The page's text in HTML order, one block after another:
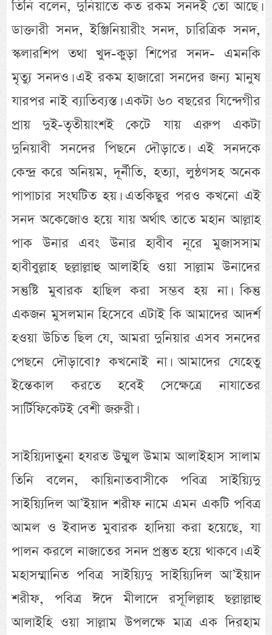
তিনি বলেন, দুনিয়াতে কত রকম সনদই তো আছে।
ডাক্তারী সনদ, ইঞ্জিনিয়ারীং সনদ, চারিত্রিক সনদ,
স্কলারশিপ তথা খুদ-কুড়া শিপের সনদ- এমনকি
মৃত্যু সনদও। এই রকম হাজারো সনদের জন্য মানুষ
যারপর নাই ব্যাতিব্যস্ত। একটা ৬০ বছরের যিন্দেগীর
প্রায় দুই-তৃতীয়াংশই কেটে যায় এরুপ একটা
দুনিয়াবী সনদের পিছনে দৌড়াতে। এই সনদকে
কেন্দ্র করে অনিয়ম, দূর্নীতি, হত্যা, লুন্ঠণসহ অনেক
পাপাচার সংঘটিত হয়। এতকিছুর পরও কখনো এই
সনদ অকেজোও হয়ে যায় অর্থাৎ তাতে মহান আল্লাহ
পাক উনার এবং উনার হাবীব নূরে মুজাসসাম
হাবীবুল্লাহ ছল্লাল্লাহু আলাইহি ওয়া সাল্লাম উনাদের
সন্তুষ্টি মুবারক হাছিল করা সম্ভব হয় না। কিন্তু
একজন মুসলমান হিসেবে এটাই কি আমাদের আদর্শ
হওয়া উচিত ছিল যে, আমরা দুনিয়ার এসব সনদের
পেছনে দৌড়াবো? কখনোই না। আমাদের যেহেতু
ইন্তেকাল করতে হবেই সেক্ষেত্রে নাযাতের
সার্টিফিকেটই বেশী জরুরী।
সাইয়্যিদাতুনা হযরত উম্মুল উমাম আলাইহাস সালাম
তিনি বলেন, কায়িনাতবাসীকে পবিত্র সাইয়্যিদু
সাইয়্যিদিল আ’ইয়াদ শরীফ নামে এমন একটি পবিত্র
আমল ও ইবাদত মুবারক হাদিয়া করা হয়েছে, যা
পালন করলে নাজাতের সনদ প্রস্তুত হয়ে থাকবে। এই
মহাসম্মানিত পবিত্র সাইয়্যিদু সাইয়্যিদিল আ’ইয়াদ
শরীফ, পবিত্র ঈদে মীলাদে রসূলিল্লাহ ছল্লাল্লাহু
আলাইহি ওয়া সাল্লাম উপলক্ষে মাত্র এক দিরহাম